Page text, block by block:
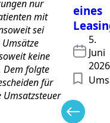
nur
mit
sei
keine
Dem folgte
für
eines
5.
Juni
2026